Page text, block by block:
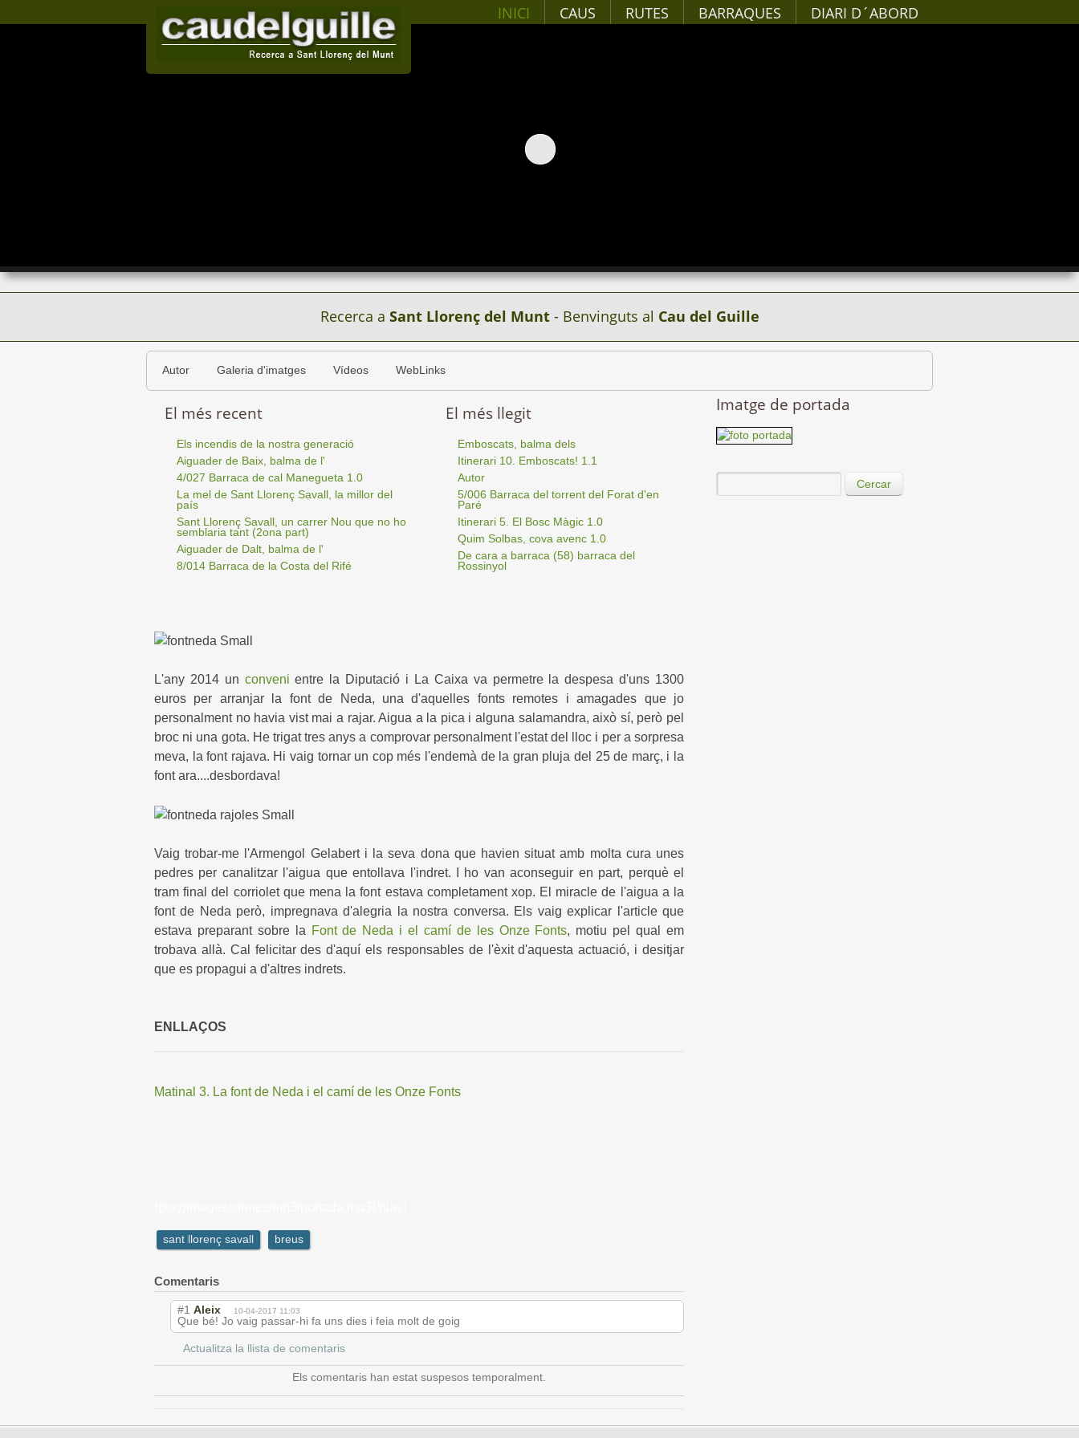
INICI CAUS RUTES BARRAQUES DIARI D´ABORD
Recerca a Sant Llorenç del Munt- Benvinguts al Cau del Guille
Autor Galeria d'imatges Vídeos WebLinks
Imatge de portada
Cercar
El més recent
Els incendis de la nostra generació
Aiguader de Baix, balma de l'
4/027 Barraca de cal Manegueta 1.0
La mel de Sant Llorenç Savall, la millor del
país
Sant Llorenç Savall, un carrer Nou que no ho
semblaria tant (2ona part)
Aiguader de Dalt, balma de l'
8/014 Barraca de la Costa del Rifé
El més llegit
Emboscats, balma dels
Itinerari 10. Emboscats! 1.1
Autor
5/006 Barraca del torrent del Forat d'en
Paré
Itinerari 5. El Bosc Màgic 1.0
Quim Solbas, cova avenc 1.0
De cara a barraca (58) barraca del
Rossinyol
L'any 2014 un conveni entre la Diputació i La Caixa va permetre la despesa d'uns 1300
euros per arranjar la font de Neda, una d'aquelles fonts remotes i amagades que jo
personalment no havia vist mai a rajar. Aigua a la pica i alguna salamandra, això sí, però pel
broc ni una gota. He trigat tres anys a comprovar personalment l'estat del lloc i per a sorpresa
meva, la font rajava. Hi vaig tornar un cop més l'endemà de la gran pluja del 25 de març, i la
font ara....desbordava!
Vaig trobar-me l'Armengol Gelaberti la seva dona que havien situat amb molta cura unes
pedres per canalitzar l'aigua que entollava l'indret. I ho van aconseguir en part, perquè el
tram final del corriolet que mena la font estava completament xop. El miracle de l'aigua a la
font de Neda però, impregnava d'alegria la nostra conversa. Els vaig explicar l'article que
estava preparant sobre la Font de Neda i el camí de les Onze Fonts, motiu pel qual em
trobava allà. Cal felicitar des d'aquí els responsables de l'èxit d'aquesta actuació, i desitjar
que es propagui a d'altres indrets.
ENLLAÇOS
Matinal 3. La font de Neda i el camí de les Onze Fonts
sant llorenç savall breus
Comentaris
#1 Aleix 10-04-2017 11:03
Que bé! Jo vaig passar-hi fa uns dies i feia molt de goig
Actualitza la llista de comentaris
Els comentaris han estat suspesos temporalment.